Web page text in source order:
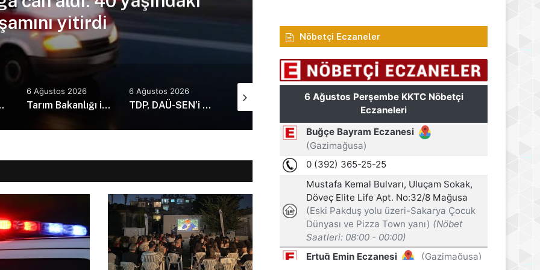
yitirdi
21 yaralı
6 Ağustos 2026
Tarım Bakanlığı ile İMO’dan Anı Ormanı için iş birliği: Yürüyüş yolları ve sosyal alanlar yapılacak
6 Ağustos 2026
TDP, DAÜ-SEN’i kabul etti: Günü kurtaran değil, geleceği planlayan politikalara ihtiyaç var! Arıklı, YDP’nin Lefkoşa Türk Belediyesi Başkan Adayını açıkladı
6 Ağustos 2026
Nöbetçi Eczaneler